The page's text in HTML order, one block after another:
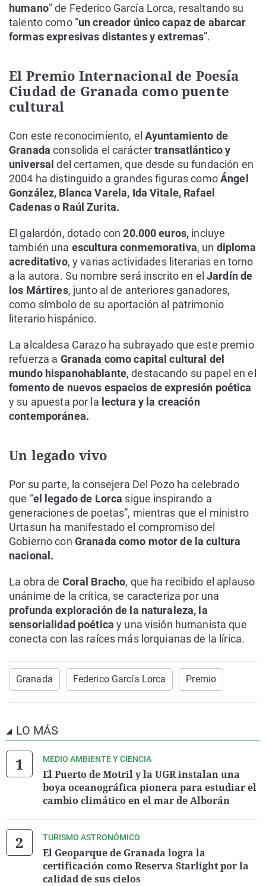
humano” de Federico García Lorca, resaltando su
talento como “un creador único capaz de abarcar
formas expresivas distantes y extremas”.
El Premio Internacional de Poesía
Ciudad de Granada como puente
cultural
Con este reconocimiento, el Ayuntamiento de
Granada consolida el caráctertransatlántico y
universal del certamen, que desde su fundación en
2004 ha distinguido a grandes figuras comoÁngel
González, Blanca Varela, Ida Vitale, Rafael
Cadenas o Raúl Zurita.
El galardón, dotado con20.000 euros, incluye
también una escultura conmemorativa, un diploma
acreditativo, y varias actividades literarias en torno
a la autora. Su nombre será inscrito en elJardín de
los Mártires, junto al de anteriores ganadores,
como símbolo de su aportación al patrimonio
literario hispánico.
La alcaldesa Carazo ha subrayado que este premio
refuerza a Granada como capital cultural del
mundo hispanohablante, destacando su papel en el
fomento de nuevos espacios de expresión poética
y su apuesta por la lectura y la creación
contemporánea.
Un legado vivo
Por su parte, la consejera Del Pozo ha celebrado
que “el legado de Lorca sigue inspirando a
generaciones de poetas”, mientras que el ministro
Urtasun ha manifestado el compromiso del
Gobierno con Granada como motor de la cultura
nacional.
La obra de Coral Bracho, que ha recibido el aplauso
unánime de la crítica, se caracteriza por una
profunda exploración de la naturaleza, la
sensorialidad poéticay una visión humanista que
conecta con las raíces más lorquianas de la lírica.
Granada Federico García Lorca Premio
LO MÁS
MEDIO AMBIENTE Y CIENCIA
El Puerto de Motril y la UGR instalan una
boya oceanográfica pionera para estudiar el
cambio climático en el mar de Alborán
TURISMO ASTRONÓMICO
El Geoparque de Granada logra la
certificación como Reserva Starlight por la
calidad de sus cielos